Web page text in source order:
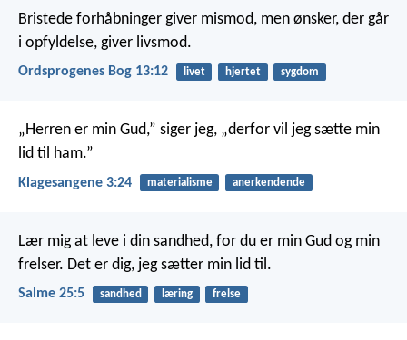
Bristede forhåbninger giver mismod, men ønsker, der går
i opfyldelse, giver livsmod.
Ordsprogenes Bog 13:12 livet hjertet sygdom
„Herren er min Gud,” siger jeg, „derfor vil jeg sætte min
lid til ham.”
Klagesangene 3:24 materialisme anerkendende
Lær mig at leve i din sandhed, for du er min Gud og min
frelser. Det er dig, jeg sætter min lid til.
Salme 25:5 sandhed læring frelse